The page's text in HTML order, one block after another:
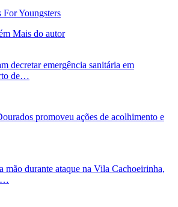
For Youngsters
Mais do autor
decretar emergência sanitária em
de…
promoveu ações de acolhimento e
mão durante ataque na Vila Cachoeirinha,